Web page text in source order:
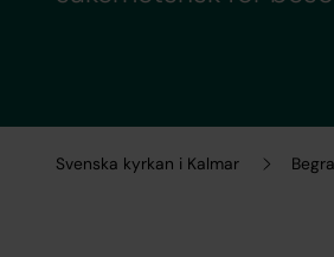
Svenska kyrkan i Kalmar